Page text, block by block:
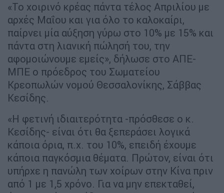
«Το χοιρινό κρέας πάντα τέλος Απριλίου με
αρχές Μαΐου και για όλο το καλοκαίρι,
παίρνει μία αύξηση γύρω στο 10% με 15% και
πάντα στη λιανική πώλησή του, την
αφομοιώνουμε εμείς», δήλωσε στο ΑΠΕ-
ΜΠΕ ο πρόεδρος του Σωματείου
Κρεοπωλών νομού Θεσσαλονίκης, Σάββας
Κεσίδης.
«Η φετινή ιδιαιτερότητα -πρόσθεσε ο κ.
Κεσίδης- είναι ότι θα ξεπεράσει λογικά
κάποια όρια, π.χ. του 10%, επειδή έχουμε
κάποια παγκόσμια θέματα. Πρώτον, είναι ότι
υπήρχε η πανώλη των χοίρων στην Κίνα πριν
από 1 με 1,5 χρόνο. Για να μην επεκταθεί,